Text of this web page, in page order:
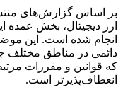
بر اساس گزارش‌های
ارز دیجیتال، بخش عمده
انجام شده است. این
دائمی در مناطق مختلف
که قوانین و مقررات
انعطاف‌پذیرتر است.